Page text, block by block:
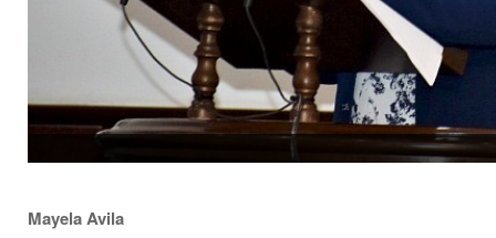
Mayela Avila